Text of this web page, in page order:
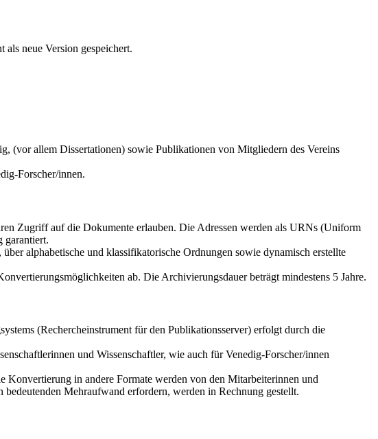
neue Version gespeichert.
(vor allem Dissertationen) sowie Publikationen von Mitgliedern des Vereins
Forscher/innen.
Zugriff auf die Dokumente erlauben. Die Adressen werden als URNs (Uniform
garantiert.
alphabetische und klassifikatorische Ordnungen sowie dynamisch erstellte
ab. Die Archivierungsdauer beträgt mindestens 5 Jahre.
(Rechercheinstrument für den Publikationsserver) erfolgt durch die
und Wissenschaftler, wie auch für Venedig-Forscher/innen
in andere Formate werden von den Mitarbeiterinnen und
Mehraufwand erfordern, werden in Rechnung gestellt.